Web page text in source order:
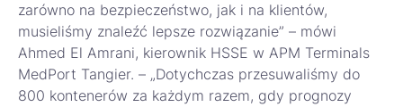
zarówno na bezpieczeństwo, jak i na klientów,
musieliśmy znaleźć lepsze rozwiązanie” – mówi
Ahmed El Amrani, kierownik HSSE w APM Terminals
MedPort Tangier. – „Dotychczas przesuwaliśmy do
800 kontenerów za każdym razem, gdy prognozy